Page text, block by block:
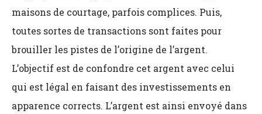
maisons de courtage, parfois complices. Puis,
toutes sortes de transactions sont faites pour
brouiller les pistes de l’origine de l’argent.
L’objectif est de confondre cet argent avec celui
qui est légal en faisant des investissements en
apparence corrects. L’argent est ainsi envoyé dans